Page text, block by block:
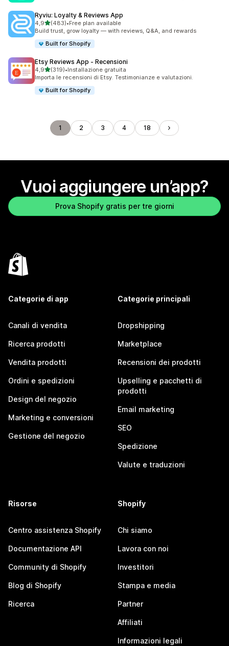
Ryviu: Loyalty & Reviews App
4,9stelle su 5
(483)
483 recensioni totali
•Free plan available
Build trust, grow loyalty — with reviews, Q&A, and rewards
Built for Shopify
Etsy Reviews App ‑ Recensioni
4,9stelle su 5
(319)
319 recensioni totali
•Installazione gratuita
Importa le recensioni di Etsy. Testimonianze e valutazioni.
Built for Shopify
1 2 3 4 18
Vuoi aggiungere un’app?
Prova Shopify gratis per tre giorni
Categorie di app
Canali di vendita
Ricerca prodotti
Vendita prodotti
Ordini e spedizioni
Design del negozio
Marketing e conversioni
Gestione del negozio
Categorie principali
Dropshipping
Marketplace
Recensioni dei prodotti
Upselling e pacchetti di
prodotti
Email marketing
SEO
Spedizione
Valute e traduzioni
Risorse
Centro assistenza Shopify
Documentazione API
Community di Shopify
Blog di Shopify
Ricerca
Shopify
Chi siamo
Lavora con noi
Investitori
Stampa e media
Partner
Affiliati
Informazioni legali